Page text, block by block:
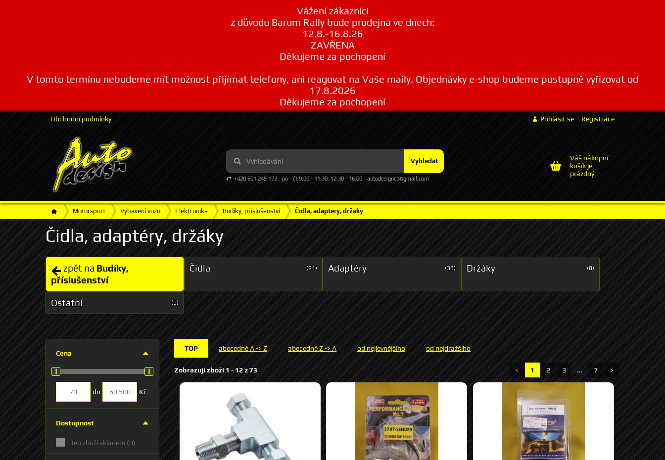
Vážení zákazníci
z důvodu Barum Rally bude prodejna ve dnech:
12.8.-16.8.26
ZAVŘENA
Děkujeme za pochopení
V tomto termínu nebudeme mít možnost přijímat telefony, ani reagovat na Vaše maily. Objednávky e-shop budeme postupně vyřizovat od
17.8.2026
Děkujeme za pochopení
Vyhledat
+420 601 245 172 po - čt 9:00 - 11:30, 12:30 - 16:00 autodesigncb@gmail.com
Obchodní podmínky Přihlásit se Registrace
Váš nákupní
košík je
prázdný
Motorsport Vybavení vozu Elektronika Budíky, příslušenství Čidla, adaptéry, držáky
Čidla, adaptéry, držáky
zpět na Budíky,
příslušenství
Čidla (21) Adaptéry (33) Držáky (8)
Ostatní (9)
Cena
do Kč
Dostupnost
Jen zboží skladem (0)
TOP abecedně A -> Z abecedně Z -> A od nejlevnějšího od nejdražšího
Zobrazuji zboží 1 - 12z73 < 1 2 3 ... 7 >